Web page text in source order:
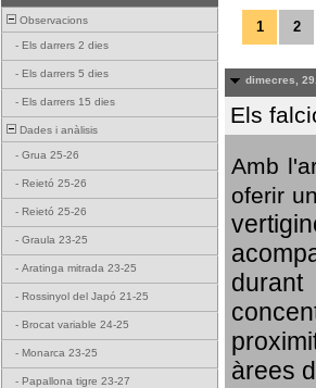
Observacions
- Els darrers 2 dies
- Els darrers 5 dies
- Els darrers 15 dies
Dades i anàlisis
- Grua 25-26
- Reietó 25-26
- Reietó 25-26
- Graula 23-25
- Aratinga mitrada 23-25
- Rossinyol del Japó 21-25
- Brocat variable 24-25
- Monarca 23-25
- Papallona tigre 23-27
1 2
dimecres,
Els
Amb
oferir
àrees